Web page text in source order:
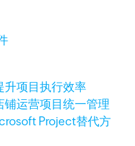
升项目执行效率
铺运营项目统一管理
Project替代方